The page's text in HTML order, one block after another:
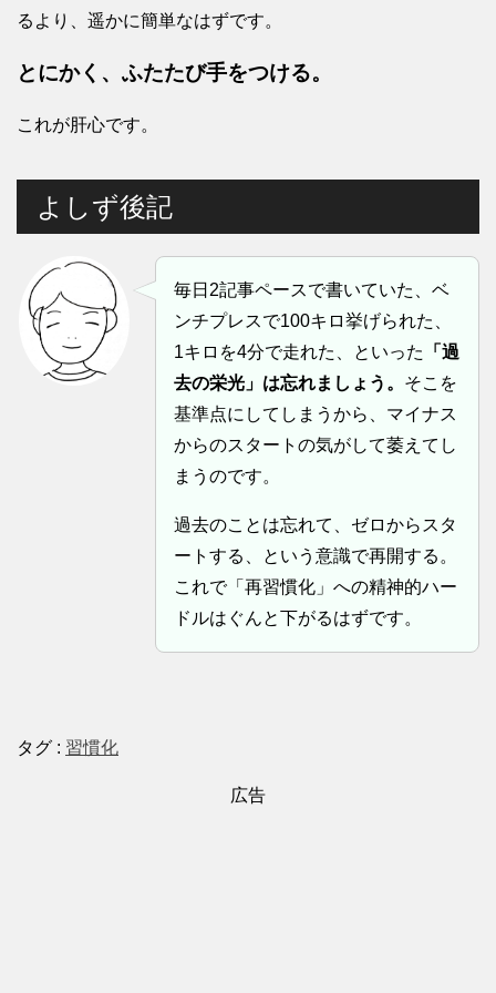
るより、遥かに簡単なはずです。
とにかく、ふたたび手をつける。
これが肝心です。
よしず後記
毎日2記事ペースで書いていた、ベ
ンチプレスで100キロ挙げられた、
1キロを4分で走れた、といった
「過
去の栄光」は忘れましょう。 そこを
基準点にしてしまうから、マイナス
からのスタートの気がして萎えてし
まうのです。
過去のことは忘れて、ゼロからスタ
ートする、という意識で再開する。
これで「再習慣化」への精神的ハー
ドルはぐんと下がるはずです。
タグ : 習慣化
広告